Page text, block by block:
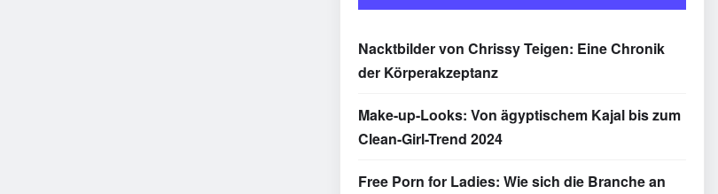
Nacktbilder von Chrissy Teigen: Eine Chronik
der Körperakzeptanz
Make-up-Looks: Von ägyptischem Kajal bis zum
Clean-Girl-Trend 2024
Free Porn for Ladies: Wie sich die Branche an